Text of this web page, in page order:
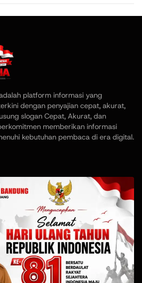
platform informasi yang
dengan penyajian cepat, akurat,
slogan Cepat, Akurat, dan
memberikan informasi
kebutuhan pembaca di era digital.